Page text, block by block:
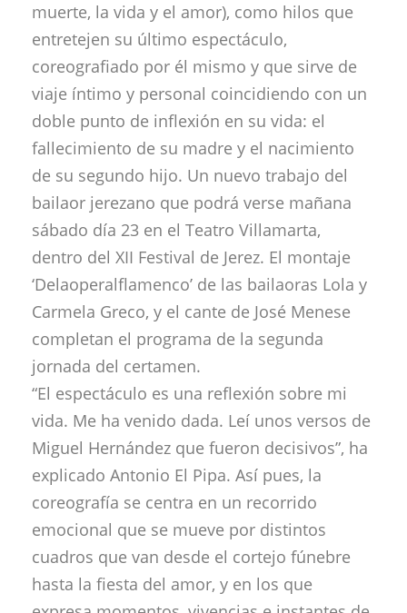
muerte, la vida y el amor), como hilos que
entretejen su último espectáculo,
coreografiado por él mismo y que sirve de
viaje íntimo y personal coincidiendo con un
doble punto de inflexión en su vida: el
fallecimiento de su madre y el nacimiento
de su segundo hijo. Un nuevo trabajo del
bailaor jerezano que podrá verse mañana
sábado día 23 en el Teatro Villamarta,
dentro del XII Festival de Jerez. El montaje
‘Delaoperalflamenco’ de las bailaoras Lola y
Carmela Greco, y el cante de José Menese
completan el programa de la segunda
jornada del certamen.
“El espectáculo es una reflexión sobre mi
vida. Me ha venido dada. Leí unos versos de
Miguel Hernández que fueron decisivos”, ha
explicado Antonio El Pipa. Así pues, la
coreografía se centra en un recorrido
emocional que se mueve por distintos
cuadros que van desde el cortejo fúnebre
hasta la fiesta del amor, y en los que